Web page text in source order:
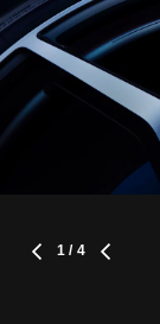
1 / 4